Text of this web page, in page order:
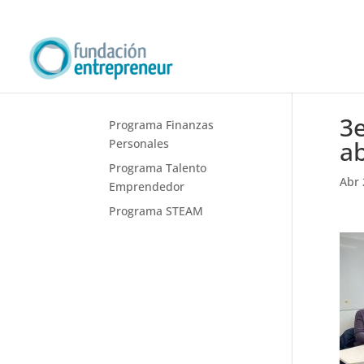
Abr
Programa Finanzas
Personales
Programa Talento
Emprendedor
Programa STEAM